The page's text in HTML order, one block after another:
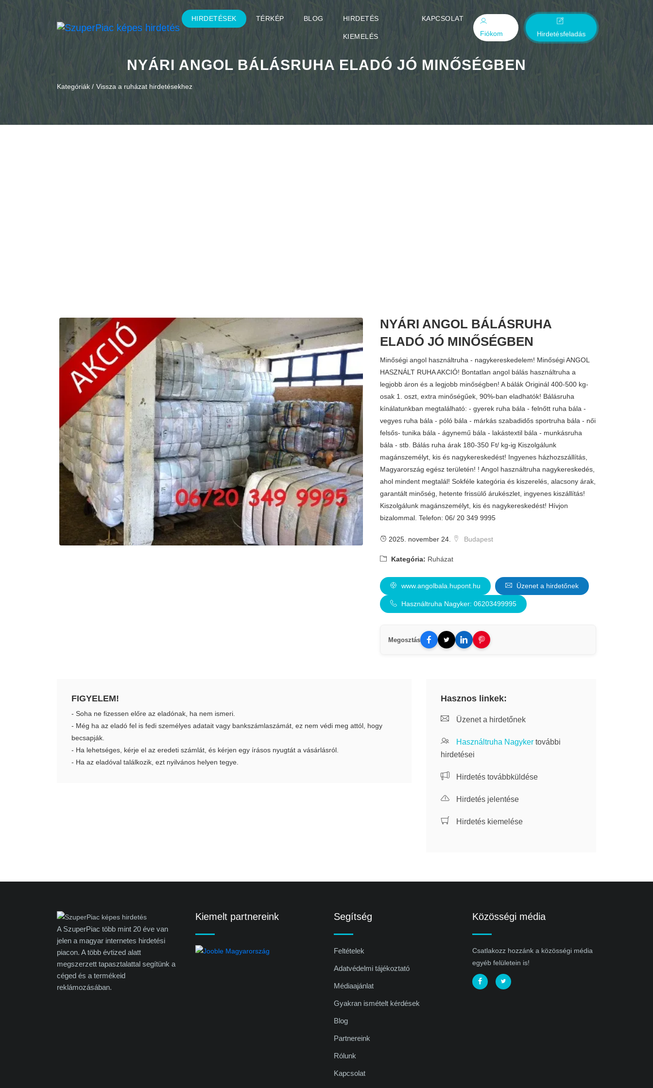
HIRDETÉSEK TÉRKÉP BLOG HIRDETÉS
KIEMELÉS
KAPCSOLAT
Fiókom
Hirdetésfeladás
NYÁRI ANGOL BÁLÁSRUHA ELADÓ JÓ MINŐSÉGBEN
Kategóriák / Vissza a ruházat hirdetésekhez
NYÁRI ANGOL BÁLÁSRUHA
ELADÓ JÓ MINŐSÉGBEN
Minőségi angol használtruha - nagykereskedelem! Minőségi ANGOL
HASZNÁLT RUHA AKCIÓ! Bontatlan angol bálás használtruha a
legjobb áron és a legjobb minőségben! A bálák Originál 400-500 kg-
osak 1. oszt, extra minőségűek, 90%-ban eladhatók! Bálásruha
kínálatunkban megtalálható: - gyerek ruha bála - felnőtt ruha bála -
vegyes ruha bála - póló bála - márkás szabadidős sportruha bála - női
felsős- tunika bála - ágynemű bála - lakástextil bála - munkásruha
bála - stb. Bálás ruha árak 180-350 Ft/ kg-ig Kiszolgálunk
magánszemélyt, kis és nagykereskedést! Ingyenes házhozszállítás,
Magyarország egész területén! ! Angol használtruha nagykereskedés,
ahol mindent megtalál! Sokféle kategória és kiszerelés, alacsony árak,
garantált minőség, hetente frissülő árukészlet, ingyenes kiszállítás!
Kiszolgálunk magánszemélyt, kis és nagykereskedést! Hívjon
bizalommal. Telefon: 06/ 20 349 9995
2025. november 24. Budapest
Kategória: Ruházat
www.angolbala.hupont.hu Üzenet a hirdetőnek
Használtruha Nagyker: 06203499995
Megosztás
FIGYELEM!
- Soha ne fizessen előre az eladónak, ha nem ismeri.
- Még ha az eladó fel is fedi személyes adatait vagy bankszámlaszámát, ez nem védi meg attól, hogy
becsapják.
- Ha lehetséges, kérje el az eredeti számlát, és kérjen egy írásos nyugtát a vásárlásról.
- Ha az eladóval találkozik, ezt nyilvános helyen tegye.
Hasznos linkek:
Üzenet a hirdetőnek
Használtruha Nagyker további
hirdetései
Hirdetés továbbküldése
Hirdetés jelentése
Hirdetés kiemelése
A SzuperPiac több mint 20 éve van
jelen a magyar internetes hirdetési
piacon. A több évtized alatt
megszerzett tapasztalattal segítünk a
céged és a termékeid
reklámozásában.
Kiemelt partnereink Segítség
Feltételek
Adatvédelmi tájékoztató
Médiaajánlat
Gyakran ismételt kérdések
Blog
Partnereink
Rólunk
Kapcsolat
Közösségi média
Csatlakozz hozzánk a közösségi média
egyéb felületein is!